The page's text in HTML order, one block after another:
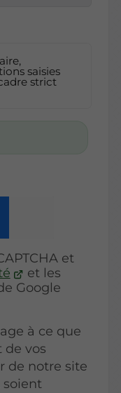
saisies
strict
et
et les
Google
à ce que
de vos
de notre site
soient